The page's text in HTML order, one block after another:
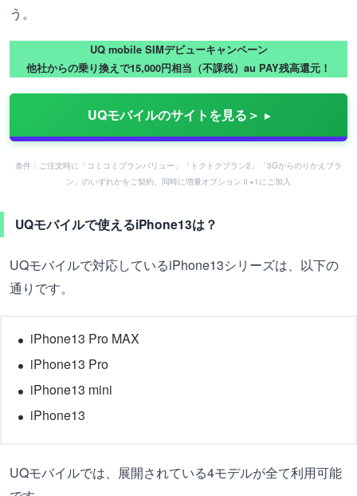
う。
UQ mobile SIMデビューキャンペーン
他社からの乗り換えで15,000円相当（不課税）au PAY残高還元！
UQモバイルのサイトを見る＞
条件：ご注文時に「コミコミプランバリュー」「トクトクプラン2」「3Gからのりかえプラ
ン」のいずれかをご契約、同時に増量オプションⅡ※1にご加入
UQモバイルで使えるiPhone13は？
UQモバイルで対応しているiPhone13シリーズは、以下の
通りです。
iPhone13 Pro MAX
iPhone13 Pro
iPhone13 mini
iPhone13
UQモバイルでは、展開されている4モデルが全て利用可能